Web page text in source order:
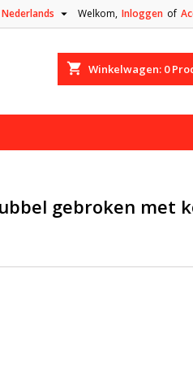
Welkom, Inloggen of
Nederlands 
shopping_cart Winkelwagen: 0
gebroken met